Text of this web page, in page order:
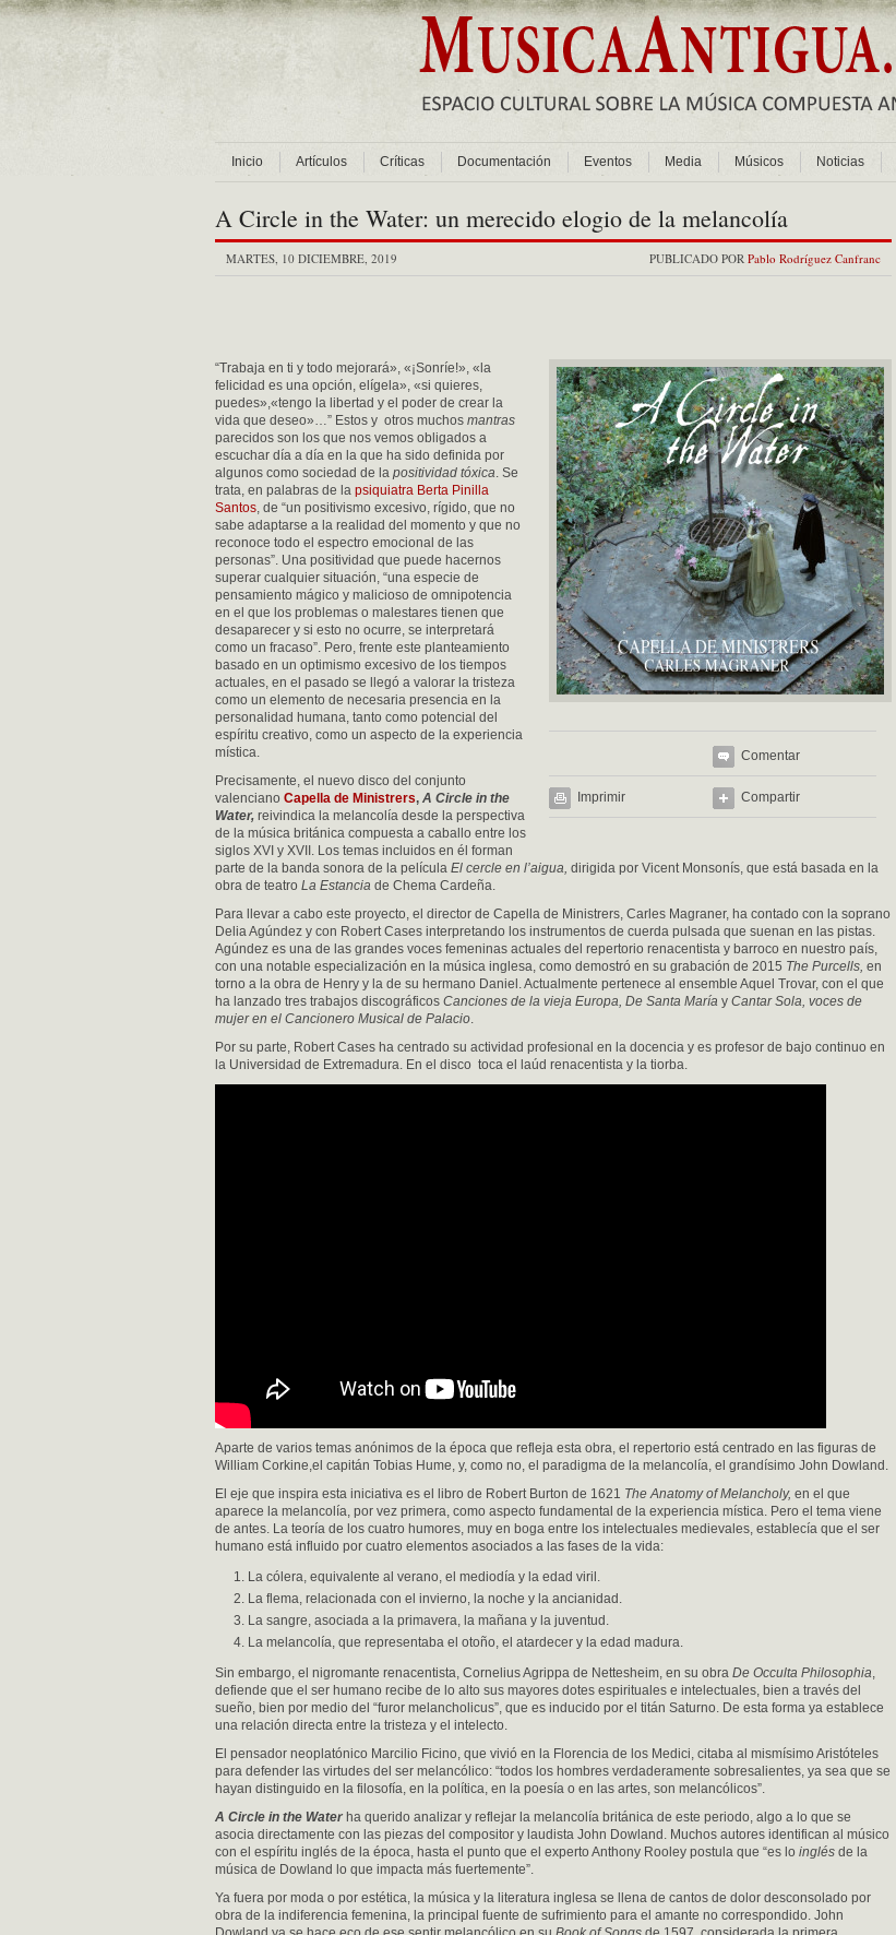
Inicio Artículos Críticas Documentación Eventos Media Músicos Noticias
A Circle in the Water: un merecido elogio de la melancolía
PUBLICADO POR Pablo Rodríguez Canfranc
MARTES, 10 DICIEMBRE, 2019
Comentar
Imprimir Compartir
“Trabaja en ti y todo mejorará», «¡Sonríe!», «la
felicidad es una opción, elígela», «si quieres,
puedes»,«tengo la libertad y el poder de crear la
vida que deseo»…” Estos y otros muchos mantras
parecidos son los que nos vemos obligados a
escuchar día a día en la que ha sido definida por
algunos como sociedad de la positividad tóxica. Se
trata, en palabras de la psiquiatra Berta Pinilla
Santos, de “un positivismo excesivo, rígido, que no
sabe adaptarse a la realidad del momento y que no
reconoce todo el espectro emocional de las
personas”. Una positividad que puede hacernos
superar cualquier situación, “una especie de
pensamiento mágico y malicioso de omnipotencia
en el que los problemas o malestares tienen que
desaparecer y si esto no ocurre, se interpretará
como un fracaso”. Pero, frente este planteamiento
basado en un optimismo excesivo de los tiempos
actuales, en el pasado se llegó a valorar la tristeza
como un elemento de necesaria presencia en la
personalidad humana, tanto como potencial del
espíritu creativo, como un aspecto de la experiencia
mística.
Precisamente, el nuevo disco del conjunto
valenciano Capella de Ministrers, A Circle in the
Water, reivindica la melancolía desde la perspectiva
de la música británica compuesta a caballo entre los
siglos XVI y XVII. Los temas incluidos en él forman
parte de la banda sonora de la película El cercle en l’aigua, dirigida por Vicent Monsonís, que está basada en la
obra de teatro La Estancia de Chema Cardeña.
Para llevar a cabo este proyecto, el director de Capella de Ministrers, Carles Magraner, ha contado con la soprano
Delia Agúndez y con Robert Cases interpretando los instrumentos de cuerda pulsada que suenan en las pistas.
Agúndez es una de las grandes voces femeninas actuales del repertorio renacentista y barroco en nuestro país,
con una notable especialización en la música inglesa, como demostró en su grabación de 2015 The Purcells, en
torno a la obra de Henry y la de su hermano Daniel. Actualmente pertenece al ensemble Aquel Trovar, con el que
ha lanzado tres trabajos discográficos Canciones de la vieja Europa, De Santa María y Cantar Sola, voces de
mujer en el Cancionero Musical de Palacio.
Por su parte, Robert Cases ha centrado su actividad profesional en la docencia y es profesor de bajo continuo en
la Universidad de Extremadura. En el disco toca el laúd renacentista y la tiorba.
Aparte de varios temas anónimos de la época que refleja esta obra, el repertorio está centrado en las figuras de
William Corkine,el capitán Tobias Hume, y, como no, el paradigma de la melancolía, el grandísimo John Dowland.
El eje que inspira esta iniciativa es el libro de Robert Burton de 1621 The Anatomy of Melancholy, en el que
aparece la melancolía, por vez primera, como aspecto fundamental de la experiencia mística. Pero el tema viene
de antes. La teoría de los cuatro humores, muy en boga entre los intelectuales medievales, establecía que el ser
humano está influido por cuatro elementos asociados a las fases de la vida:
La cólera, equivalente al verano, el mediodía y la edad viril.
La flema, relacionada con el invierno, la noche y la ancianidad.
La sangre, asociada a la primavera, la mañana y la juventud.
La melancolía, que representaba el otoño, el atardecer y la edad madura.
Sin embargo, el nigromante renacentista, Cornelius Agrippa de Nettesheim, en su obra De Occulta Philosophia,
defiende que el ser humano recibe de lo alto sus mayores dotes espirituales e intelectuales, bien a través del
sueño, bien por medio del “furor melancholicus”, que es inducido por el titán Saturno. De esta forma ya establece
una relación directa entre la tristeza y el intelecto.
El pensador neoplatónico Marcilio Ficino, que vivió en la Florencia de los Medici, citaba al mismísimo Aristóteles
para defender las virtudes del ser melancólico: “todos los hombres verdaderamente sobresalientes, ya sea que se
hayan distinguido en la filosofía, en la política, en la poesía o en las artes, son melancólicos”.
A Circle in the Water ha querido analizar y reflejar la melancolía británica de este periodo, algo a lo que se
asocia directamente con las piezas del compositor y laudista John Dowland. Muchos autores identifican al músico
con el espíritu inglés de la época, hasta el punto que el experto Anthony Rooley postula que “es lo inglés de la
música de Dowland lo que impacta más fuertemente”.
Ya fuera por moda o por estética, la música y la literatura inglesa se llena de cantos de dolor desconsolado por
obra de la indiferencia femenina, la principal fuente de sufrimiento para el amante no correspondido. John